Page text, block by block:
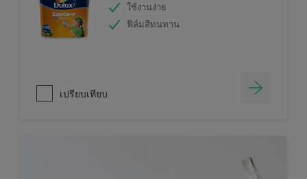
ใช้งานง่าย
ฟิล์มสีทนทาน
เปรียบเทียบ